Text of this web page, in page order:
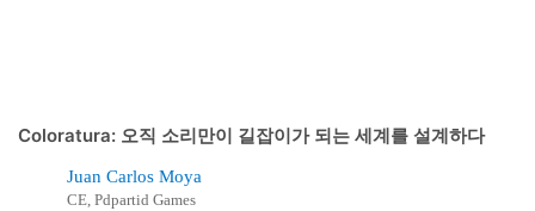
Coloratura: 오직 소리만이 길잡이가 되는 세계를 설계하다
Juan Carlos Moya
CE, Pdpartid Games